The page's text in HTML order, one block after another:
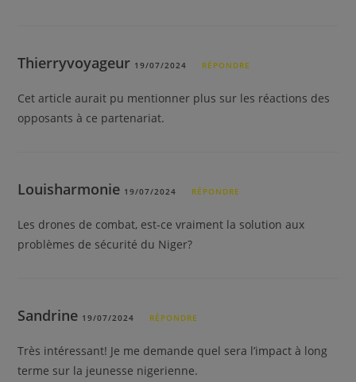
Thierryvoyageur 19/07/2024 RÉPONDRE
Cet article aurait pu mentionner plus sur les réactions des
opposants à ce partenariat.
Louisharmonie 19/07/2024 RÉPONDRE
Les drones de combat, est-ce vraiment la solution aux
problèmes de sécurité du Niger?
Sandrine 19/07/2024 RÉPONDRE
Très intéressant! Je me demande quel sera l’impact à long
terme sur la jeunesse nigerienne.